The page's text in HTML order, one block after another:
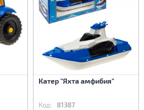
Катер "Яхта амфибия"
Код: 81387